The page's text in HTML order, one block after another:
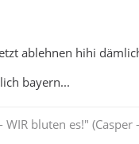
ablehnen hihi
bayern...
bluten es!" (Casper